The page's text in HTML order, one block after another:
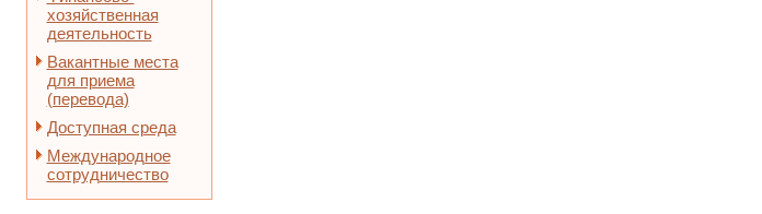
хозяйственная
деятельность
Вакантные места
для приема
(перевода)
Доступная среда
Международное
сотрудничество